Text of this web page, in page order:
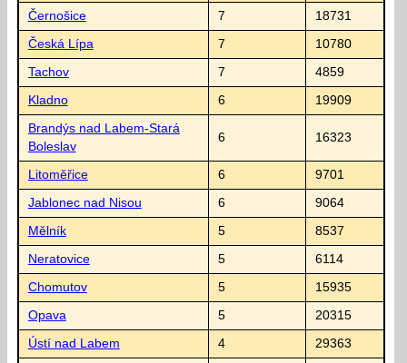
Černošice 7 18731
Česká Lípa 7 10780
Tachov 7 4859
Kladno 6 19909
Brandýs nad Labem-Stará
Boleslav
6 16323
Litoměřice 6 9701
Jablonec nad Nisou 6 9064
Mělník 5 8537
Neratovice 5 6114
Chomutov 5 15935
Opava 5 20315
Ústí nad Labem 4 29363